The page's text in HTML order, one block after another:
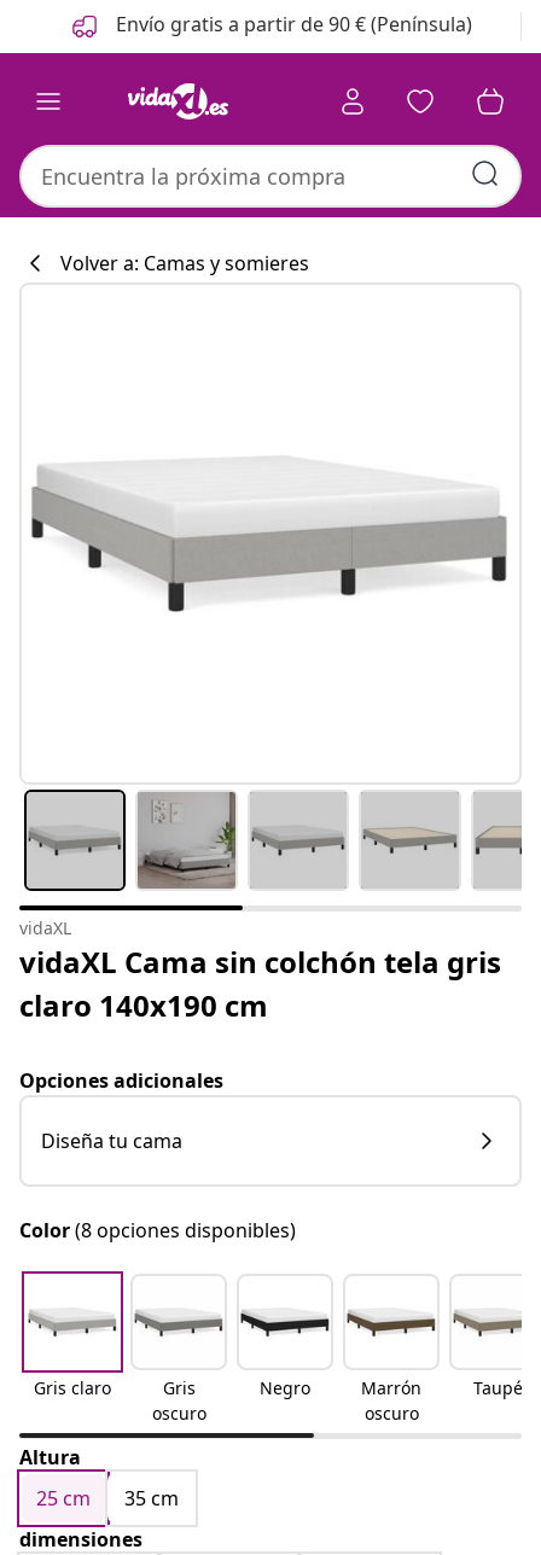
Anterior
Siguiente Envío gratis a partir de 90 € (Península)
#sharemevidaxl
Volver a: Camas y somieres
vidaXL
vidaXL Cama sin colchón tela gris
claro 140x190 cm
Opciones adicionales
Diseña tu cama
Color(8 opciones disponibles)
Gris claro
Gris
oscuro
Negro
Marrón
oscuro
Taupé
Altura
25 cm
35 cm
dimensiones